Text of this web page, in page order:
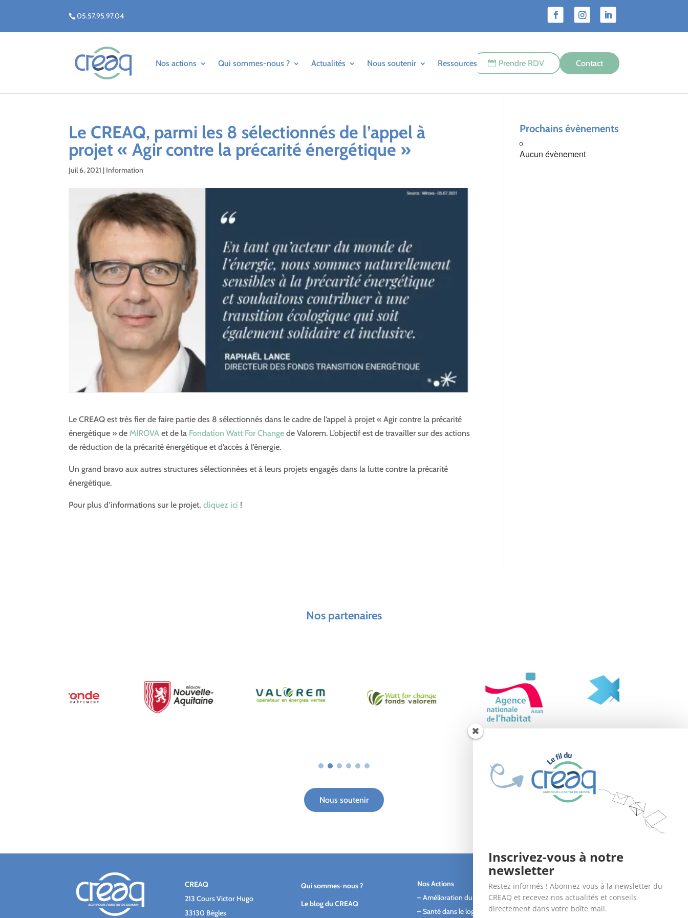
05.57.95.97.04
Nos actions Qui sommes-nous ? Actualités Nous soutenir Ressources Prendre RDV Contact
Le CREAQ, parmi les 8 sélectionnés de l’appel à
projet « Agir contre la précarité énergétique »
Juil 6, 2021 | Information
Le CREAQ est très fier de faire partie des 8 sélectionnés dans le cadre de l’appel à projet « Agir contre la précarité
énergétique » deMIROVA et de la Fondation Watt For Change de Valorem. L’objectif est de travailler sur des actions
de réduction de la précarité énergétique et d’accès à l’énergie.
Un grand bravo aux autres structures sélectionnées et à leurs projets engagés dans la lutte contre la précarité
énergétique.
Pour plus d’informations sur le projet,cliquez ici !
Prochains évènements
Aucun évènement
Nos partenaires
Nous soutenir
CREAQ
213 Cours Victor Hugo
33130 Bègles
Qui sommes-nous ?
Le blog du CREAQ
Nos Actions
–Amélioration du bâti
–Santé dans le logement
Suivez-nous !
Inscrivez-vous à notre
newsletter
Restez informés ! Abonnez-vous à la newsletter du
CREAQ et recevez nos actualités et conseils
directement dans votre boîte mail.